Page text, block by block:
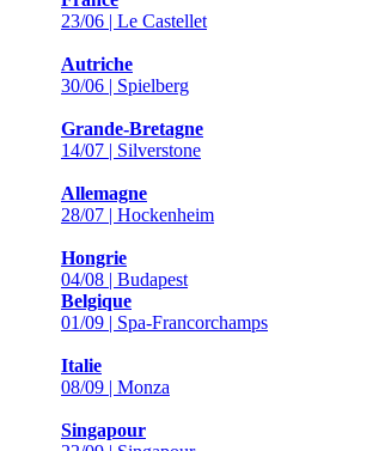
23/06 | Le Castellet
Autriche
30/06 | Spielberg
Grande-Bretagne
14/07 | Silverstone
Allemagne
28/07 | Hockenheim
Hongrie
04/08 | Budapest
Belgique
01/09 | Spa-Francorchamps
Italie
08/09 | Monza
Singapour